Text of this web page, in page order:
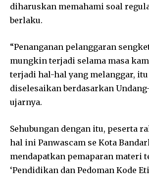
diharuskan memahami soal
berlaku.
“Penanganan pelanggaran
mungkin terjadi selama masa
terjadi hal-hal yang melanggar,
diselesaikan berdasarkan
ujarnya.
Sehubungan dengan itu, peserta
hal ini Panwascam se Kota
mendapatkan pemaparan materi
‘Pendidikan dan Pedoman Kode